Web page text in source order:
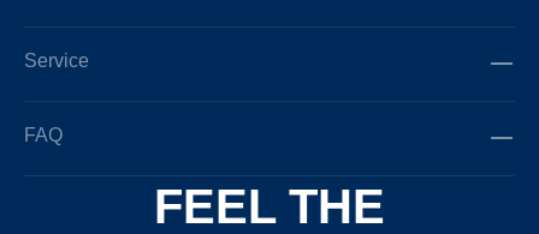
Service
FAQ
FEEL THE